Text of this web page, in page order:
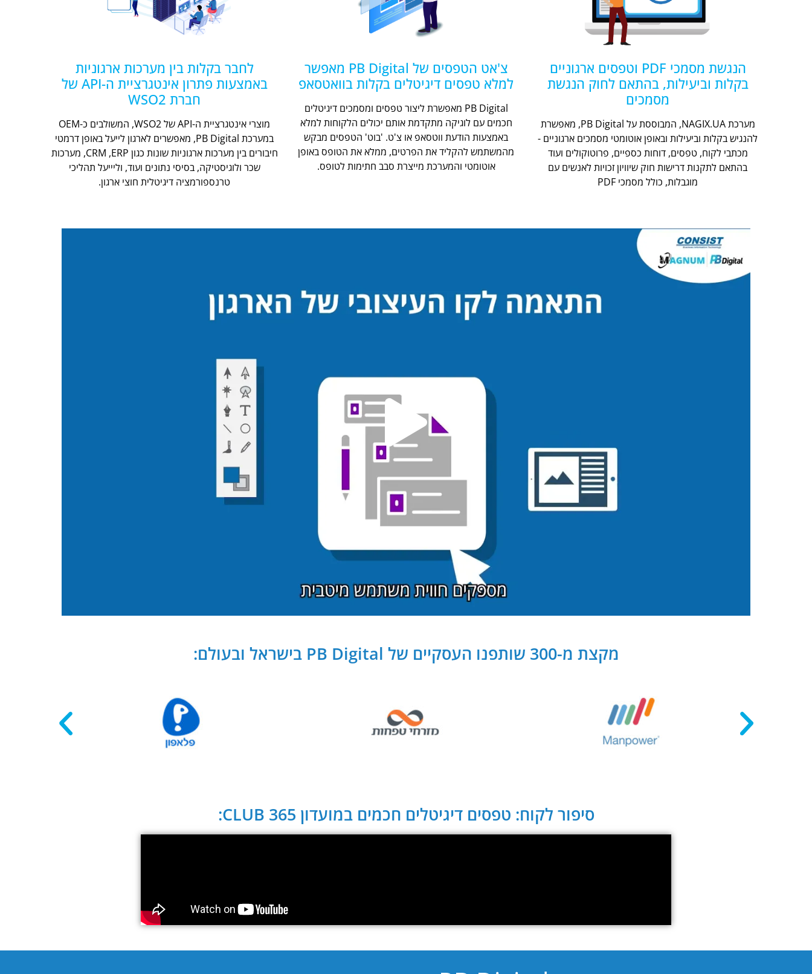
הנגשת מסמכי PDF וטפסים ארגוניים
בקלות וביעילות, בהתאם לחוק הנגשת
מסמכים
מערכת NAGIX.UA, המבוססת על PB Digital, מאפשרת
להנגיש בקלות וביעילות ובאופן אוטומטי מסמכים ארגוניים -
מכתבי לקוח, טפסים, דוחות כספיים, פרוטוקולים ועוד
בהתאם לתקנות דרישות חוק שיוויון זכויות לאנשים עם
מוגבלות, כולל מסמכי PDF
צ'אט הטפסים של PB Digital מאפשר
למלא טפסים דיגיטלים בקלות בוואטסאפ
PB Digital מאפשרת ליצור טפסים ומסמכים דיגיטלים
חכמים עם לוגיקה מתקדמת אותם יכולים הלקוחות למלא
באמצעות הודעת ווטסאפ או צ'ט. 'בוט' הטפסים מבקש
מהמשתמש להקליד את הפרטים, ממלא את הטופס באופן
אוטומטי והמערכת מייצרת סבב חתימות לטופס.
לחבר בקלות בין מערכות ארגוניות
באמצעות פתרון אינטגרציית ה-API של
חברת WSO2
מוצרי אינטגרציית ה-API של WSO2, המשולבים כ-OEM
במערכת PB Digital, מאפשרים לארגון לייעל באופן דרמטי
חיבורים בין מערכות ארגוניות שונות כגון CRM ,ERP, מערכות
שכר ולוגיסטיקה, בסיסי נתונים ועוד, וליייעל תהליכי
טרנספורמציה דיגיטלית חוצי ארגון.
מקצת מ-300 שותפנו העסקיים של PB Digital בישראל ובעולם:
סיפור לקוח: טפסים דיגיטלים חכמים במועדון CLUB 365: